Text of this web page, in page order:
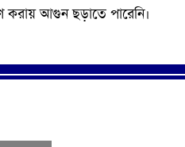
করায় আগুন ছড়াতে পারেনি।